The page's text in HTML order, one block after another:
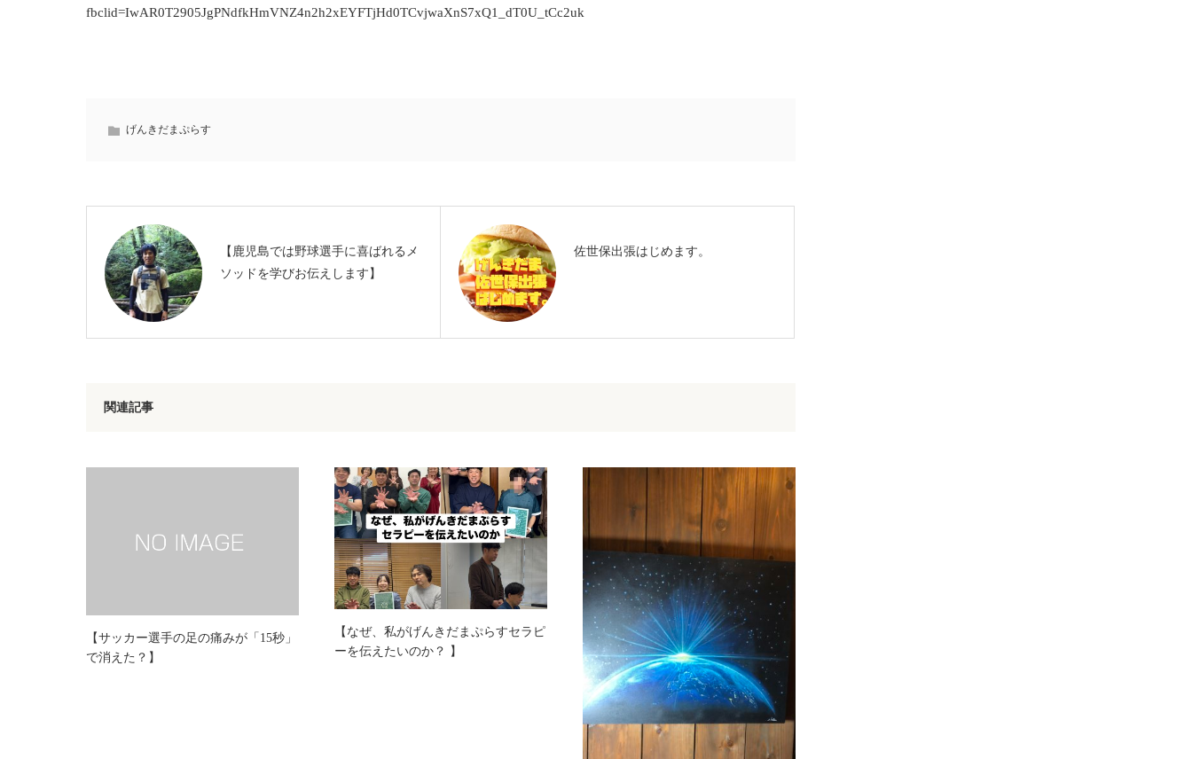
fbclid=IwAR0T2905JgPNdfkHmVNZ4n2h2xEYFTjHd0TCvjwaXnS7xQ1_dT0U_tCc2uk
げんきだまぷらす
【鹿児島では野球選手に喜ばれるメ
ソッドを学びお伝えします】
佐世保出張はじめます。
関連記事
【サッカー選手の足の痛みが「15秒」
で消えた？】
【なぜ、私がげんきだまぷらすセラピ
ーを伝えたいのか？ 】